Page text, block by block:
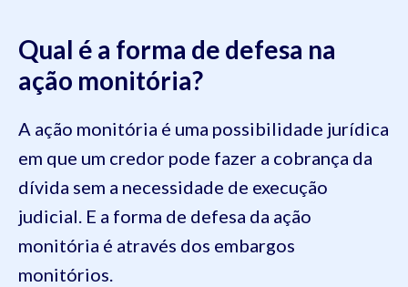
Qual é a forma de defesa na
ação monitória?
A ação monitória é uma possibilidade jurídica
em que um credor pode fazer a cobrança da
dívida sem a necessidade de execução
judicial. E a forma de defesa da ação
monitória é através dos embargos
monitórios.